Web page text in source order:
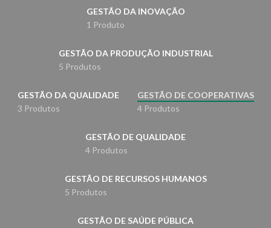
GESTÃO DA INOVAÇÃO
1 Produto
GESTÃO DA PRODUÇÃO INDUSTRIAL
5 Produtos
GESTÃO DA QUALIDADE
3 Produtos
GESTÃO DE COOPERATIVAS
4 Produtos
GESTÃO DE QUALIDADE
4 Produtos
GESTÃO DE RECURSOS HUMANOS
5 Produtos
GESTÃO DE SAÚDE PÚBLICA